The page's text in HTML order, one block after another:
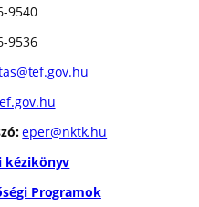
9540
9536
eper@nktk.hu
kézikönyv
Programok